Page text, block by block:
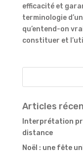
efficacité et
terminologie
qu’entend-on
constituer et
Articles
Interprétation
distance
Noël : une fête